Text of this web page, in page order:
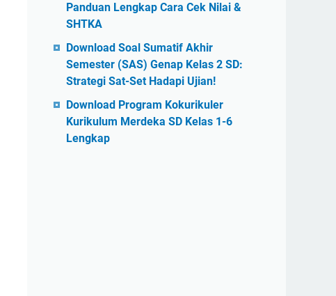
Panduan Lengkap Cara Cek Nilai &
SHTKA
Download Soal Sumatif Akhir
Semester (SAS) Genap Kelas 2 SD:
Strategi Sat-Set Hadapi Ujian!
Download Program Kokurikuler
Kurikulum Merdeka SD Kelas 1-6
Lengkap